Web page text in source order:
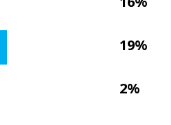
19%
2%